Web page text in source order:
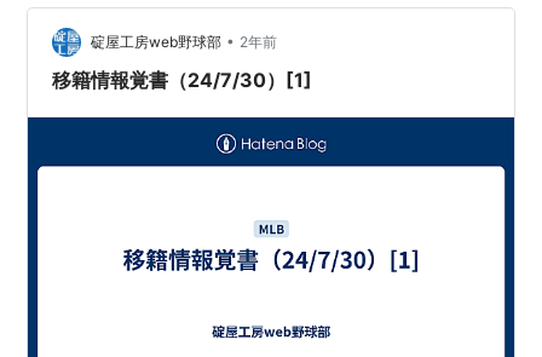
スター左腕のタナー・スコットと契約した。4年（2025
～28年）総額7200万ドル。（1ドル156円換算すると約
112億320…
碇屋工房web野球部 • 2年前
移籍情報覚書（24/7/30）[1]